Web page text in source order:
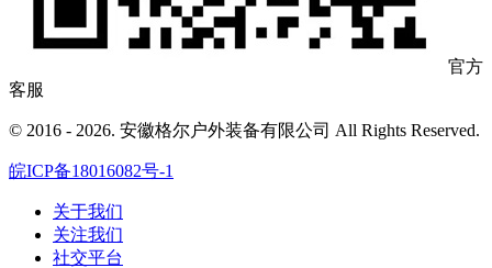
官方
客服
© 2016 - 2026. 安徽格尔户外装备有限公司 All Rights Reserved.
皖ICP备18016082号-1
关于我们
关注我们
社交平台